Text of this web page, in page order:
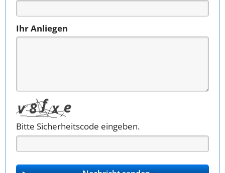
Ihr Anliegen
Bitte Sicherheitscode eingeben.